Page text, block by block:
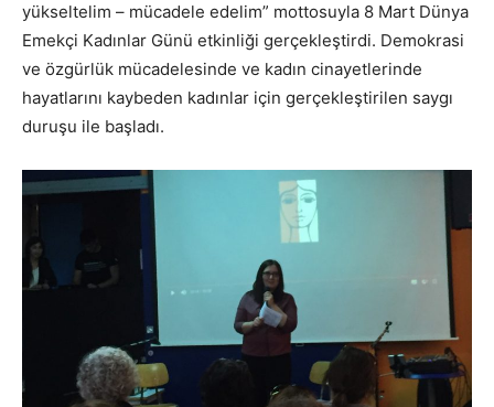
yükseltelim – mücadele edelim” mottosuyla 8 Mart Dünya
Emekçi Kadınlar Günü etkinliği gerçekleştirdi. Demokrasi
ve özgürlük mücadelesinde ve kadın cinayetlerinde
hayatlarını kaybeden kadınlar için gerçekleştirilen saygı
duruşu ile başladı.